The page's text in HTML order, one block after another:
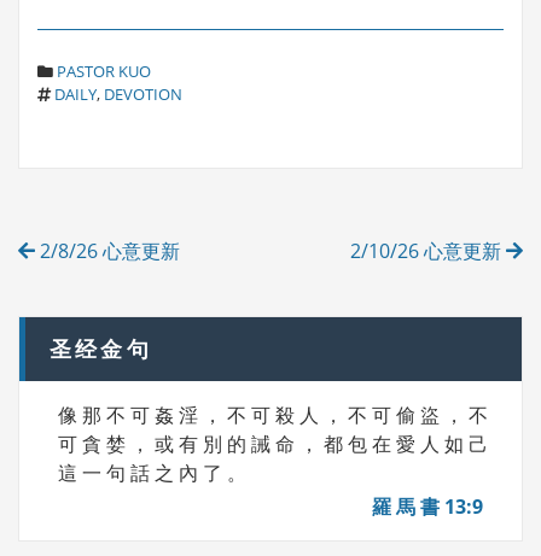
C
A
E
PASTOR KUO
T
DAILY, DEVOTION
Post
2/8/26 心意更新 2/10/26 心意更新
圣经金句
像 那 不 可 姦 淫 ， 不 可 殺 人 ， 不 可 偷 盜 ， 不
可 貪 婪 ， 或 有 別 的 誡 命 ， 都 包 在 愛 人 如 己
這 一 句 話 之 內 了 。
羅 馬 書 13:9